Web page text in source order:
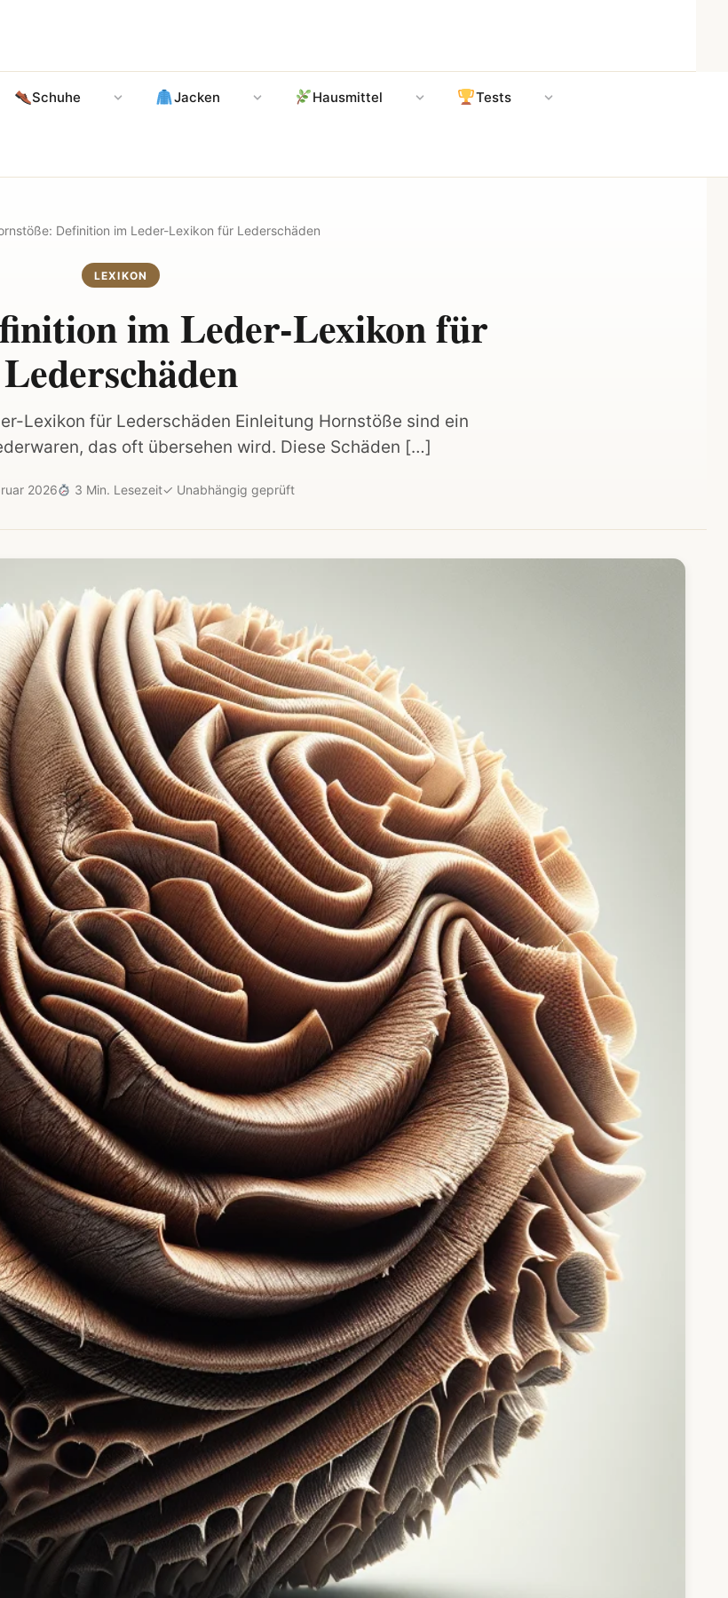
Schuhe Jacken Hausmittel Tests
Definition im Leder-Lexikon für Lederschäden
LEXIKON
im Leder-Lexikon für
Lederschäden
Lexikon für Lederschäden Einleitung Hornstöße sind ein
das oft übersehen wird. Diese Schäden […]
2026 3 Min. Lesezeit✓ Unabhängig geprüft